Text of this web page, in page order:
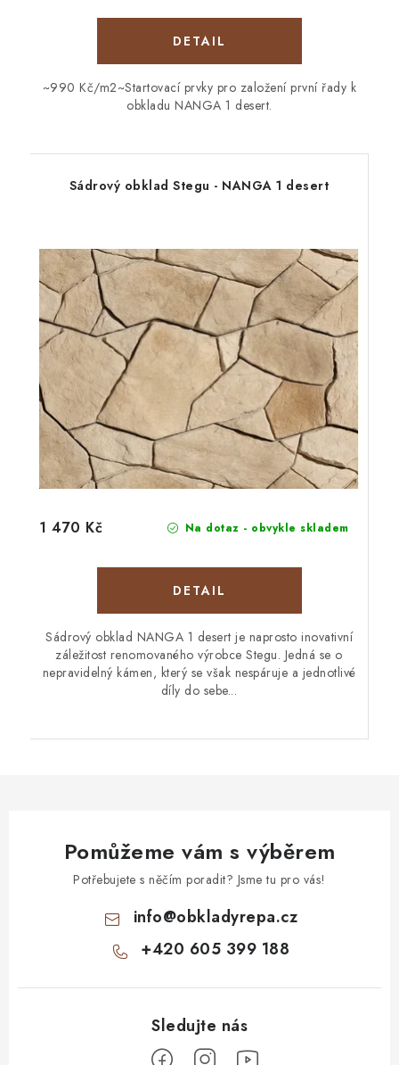
~990 Kč/m2~Startovací prvky pro založení první řady k
obkladu NANGA 1 desert.
Sádrový obklad Stegu - NANGA 1 desert
Na dotaz - obvykle skladem
1 470 Kč
Sádrový obklad NANGA 1 desert je naprosto inovativní
záležitost renomovaného výrobce Stegu. Jedná se o
nepravidelný kámen, který se však nespáruje a jednotlivé
díly do sebe...
Pomůžeme vám s výběrem
Potřebujete s něčím poradit? Jsme tu pro vás!
info@obkladyrepa.cz
+420 605 399 188